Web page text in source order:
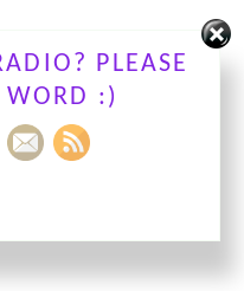
PLEASE
WORD :)